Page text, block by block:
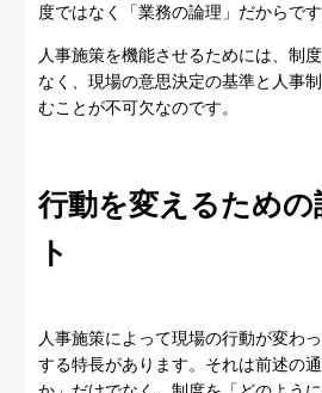
度ではなく「業務の論理」だからです
人事施策を機能させるためには、制
なく、現場の意思決定の基準と人事
むことが不可欠なのです。
行動を変えるための
ト
人事施策によって現場の行動が変わ
する特長があります。それは前述の